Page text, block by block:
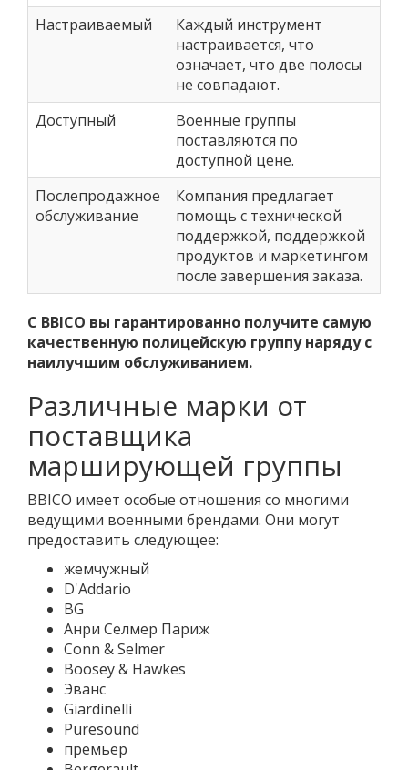
Настраиваемый
Каждый инструмент
настраивается, что
означает, что две полосы
не совпадают.
Доступный
Военные группы
поставляются по
доступной цене.
Послепродажное
обслуживание
Компания предлагает
помощь с технической
поддержкой, поддержкой
продуктов и маркетингом
после завершения заказа.
С BBICO вы гарантированно получите самую
качественную полицейскую группу наряду с
наилучшим обслуживанием.
Различные марки от
поставщика
марширующей группы
BBICO имеет особые отношения со многими
ведущими военными брендами. Они могут
предоставить следующее:
жемчужный
D'Addario
BG
Анри Селмер Париж
Conn & Selmer
Boosey & Hawkes
Эванс
Giardinelli
Puresound
премьер